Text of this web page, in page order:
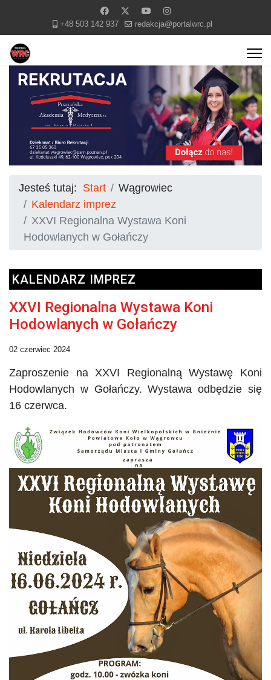
+48 503 142 937 redakcja@portalwrc.pl
Jesteś tutaj: Start
Wągrowiec
Kalendarz imprez
XXVI Regionalna Wystawa Koni
Hodowlanych w Gołańczy
KALENDARZ IMPREZ
XXVI Regionalna Wystawa Koni
Hodowlanych w Gołańczy
02 czerwiec 2024
Zaproszenie na XXVI Regionalną Wystawę Koni
Hodowlanych w Gołańczy. Wystawa odbędzie się
16 czerwca.